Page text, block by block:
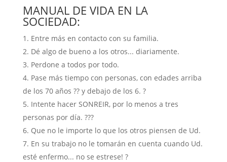
MANUAL DE VIDA EN LA
SOCIEDAD:
Entre más en contacto con su familia.
Dé algo de bueno a los otros... diariamente.
Perdone a todos por todo.
Pase más tiempo con personas, con edades arriba
de los 70 años ?? y debajo de los 6. ?
Intente hacer SONREIR, por lo menos a tres
personas por día. ???
Que no le importe lo que los otros piensen de Ud.
En su trabajo no le tomarán en cuenta cuando Ud.
esté enfermo... no se estrese! ?